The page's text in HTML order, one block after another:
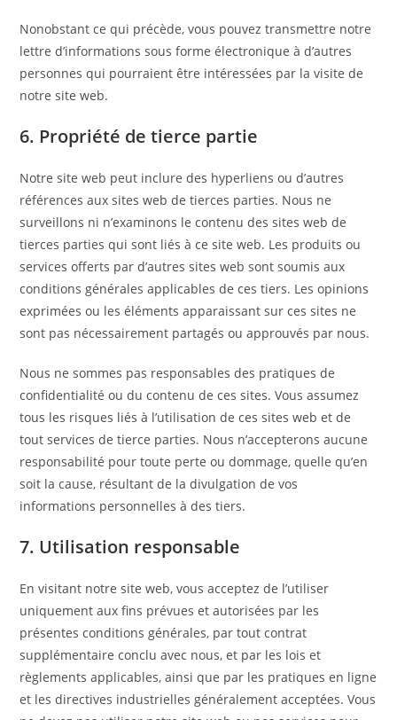
Nonobstant ce qui précède, vous pouvez transmettre notre
lettre d’informations sous forme électronique à d’autres
personnes qui pourraient être intéressées par la visite de
notre site web.
6. Propriété de tierce partie
Notre site web peut inclure des hyperliens ou d’autres
références aux sites web de tierces parties. Nous ne
surveillons ni n’examinons le contenu des sites web de
tierces parties qui sont liés à ce site web. Les produits ou
services offerts par d’autres sites web sont soumis aux
conditions générales applicables de ces tiers. Les opinions
exprimées ou les éléments apparaissant sur ces sites ne
sont pas nécessairement partagés ou approuvés par nous.
Nous ne sommes pas responsables des pratiques de
confidentialité ou du contenu de ces sites. Vous assumez
tous les risques liés à l’utilisation de ces sites web et de
tout services de tierce parties. Nous n’accepterons aucune
responsabilité pour toute perte ou dommage, quelle qu’en
soit la cause, résultant de la divulgation de vos
informations personnelles à des tiers.
7. Utilisation responsable
En visitant notre site web, vous acceptez de l’utiliser
uniquement aux fins prévues et autorisées par les
présentes conditions générales, par tout contrat
supplémentaire conclu avec nous, et par les lois et
règlements applicables, ainsi que par les pratiques en ligne
et les directives industrielles généralement acceptées. Vous